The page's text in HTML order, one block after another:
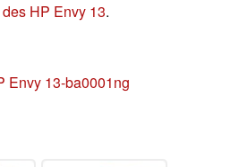
des HP Envy 13.
Envy 13-ba0001ng